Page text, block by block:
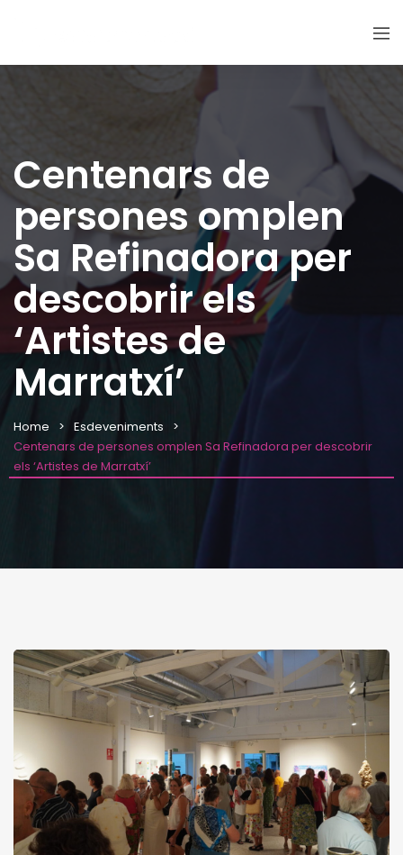
Centenars de
persones omplen
Sa Refinadora per
descobrir els
‘Artistes de
Marratxí’
Home
Esdeveniments
Centenars de persones omplen Sa Refinadora per descobrir
els ‘Artistes de Marratxí’